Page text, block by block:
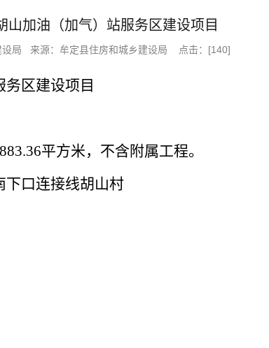
加油（加气）站服务区建设项目
设局 来源：牟定县住房和城乡建设局 点击：[140]
区建设项目
平方米，不含附属工程。
下口连接线胡山村